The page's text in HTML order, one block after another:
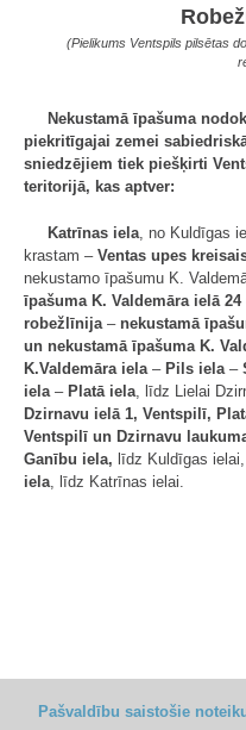
(Pielikums Ventspils pilsētas
Nekustamā īpašuma
piekritīgajai zemei
sniedzējiem tiek piešķirti
teritorijā, kas aptver:
Katrīnas iela, no Kuldīgas
krastam – Ventas upes
nekustamo īpašumu K.
īpašuma K. Valdemāra ielā
robežlīnija – nekustamā
un nekustamā īpašuma K.
K.Valdemāra iela– Pils iela –
iela– Platā iela, līdz Lielai
Dzirnavu ielā 1, Ventspilī,
Ventspilī un Dzirnavu
Ganību iela, līdz Kuldīgas ielai,
iela, līdz Katrīnas ielai.
Pašvaldību saistošie